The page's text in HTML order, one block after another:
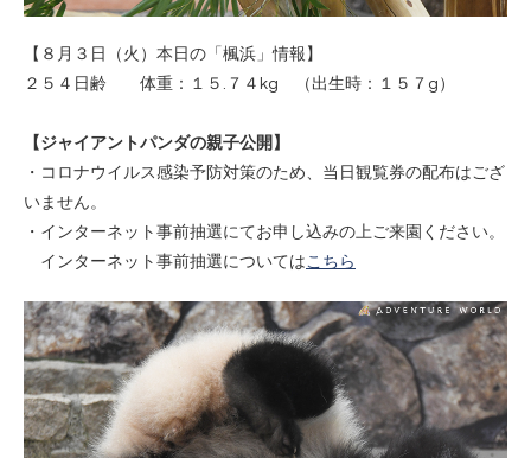
【８月３日（火）本日の「楓浜」情報】
２５４日齢 体重：１５.７４kg （出生時：１５７g）
【ジャイアントパンダの親子公開】
・コロナウイルス感染予防対策のため、当日観覧券の配布はござ
いません。
・インターネット事前抽選にてお申し込みの上ご来園ください。
インターネット事前抽選についてはこちら